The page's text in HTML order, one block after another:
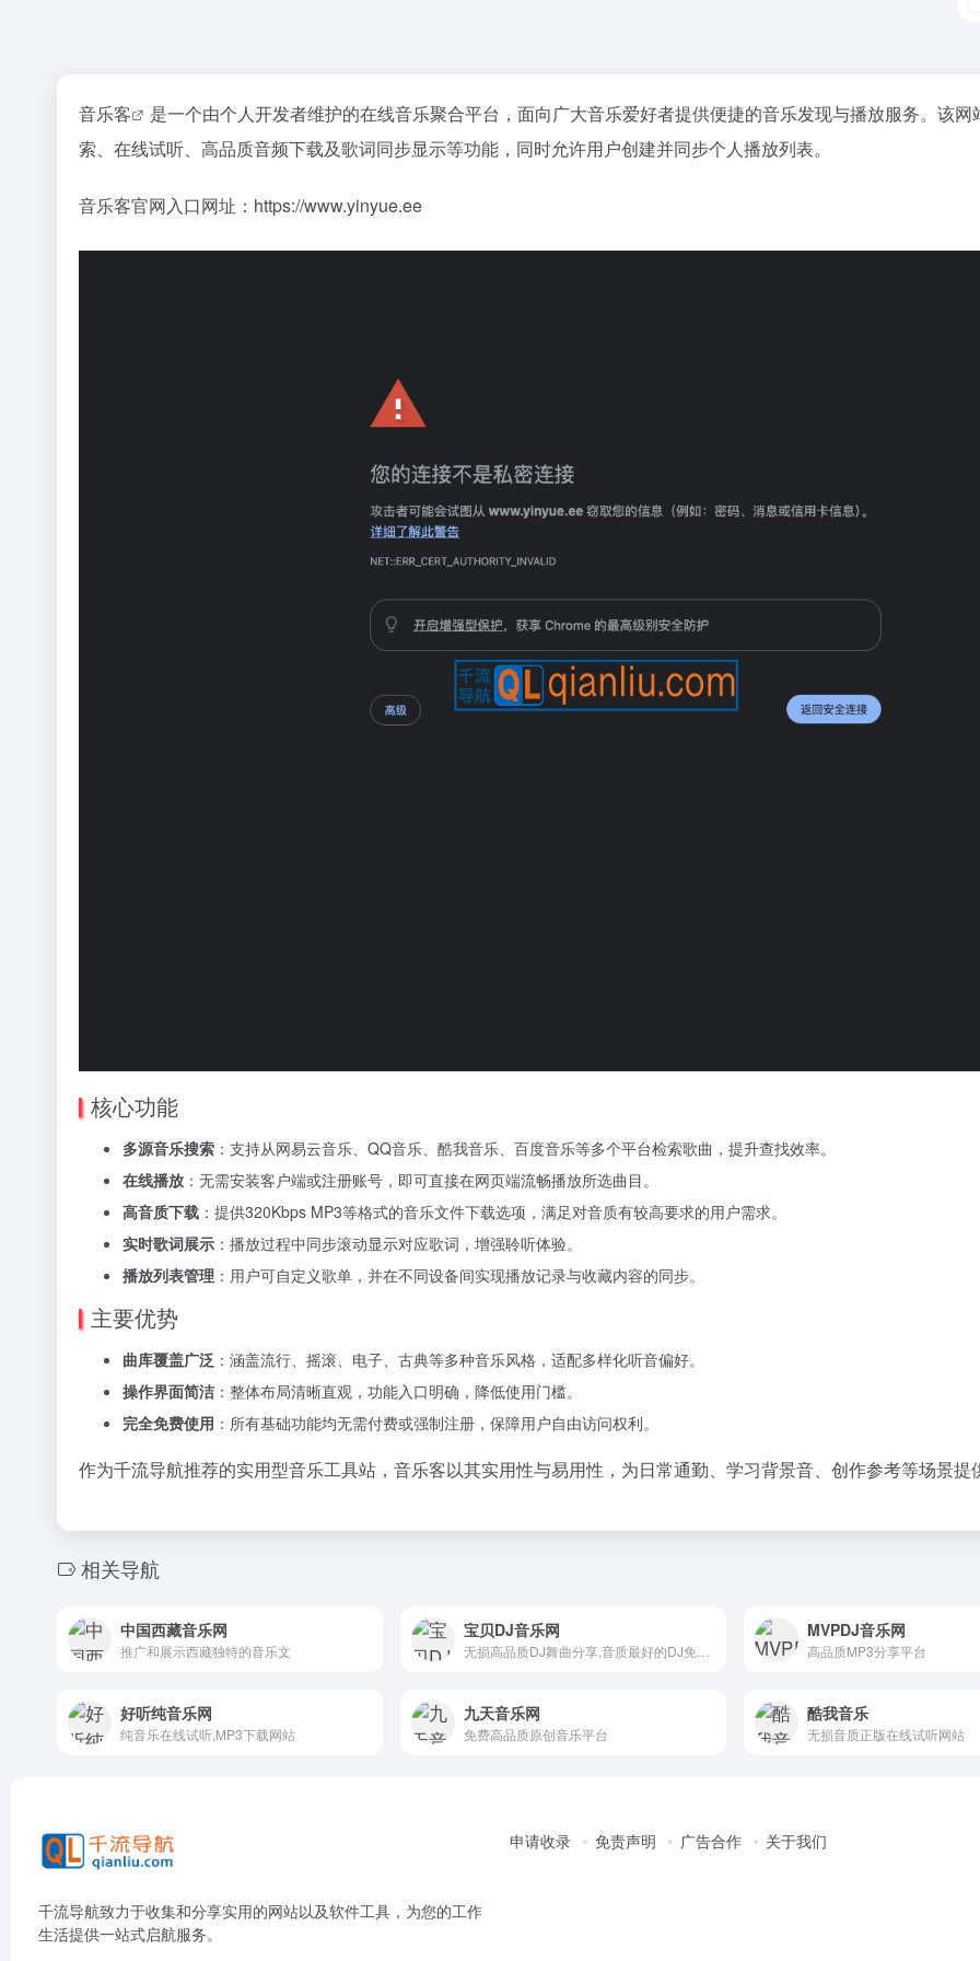
音乐客
是一个由个人开发者维护的在线音乐聚合平台，面向广大音乐爱好者提供便捷的音乐发现与播放服务。该
索、在线试听、高品质音频下载及歌词同步显示等功能，同时允许用户创建并同步个人播放列表。
音乐客官网入口网址：https://www.yinyue.ee
核心功能
多源音乐搜索 ：支持从网易云音乐、QQ音乐、酷我音乐、百度音乐等多个平台检索歌曲，提升查找效率。
在线播放 ：无需安装客户端或注册账号，即可直接在网页端流畅播放所选曲目。
高音质下载 ：提供320Kbps MP3等格式的音乐文件下载选项，满足对音质有较高要求的用户需求。
实时歌词展示 ：播放过程中同步滚动显示对应歌词，增强聆听体验。
播放列表管理 ：用户可自定义歌单，并在不同设备间实现播放记录与收藏内容的同步。
主要优势
曲库覆盖广泛 ：涵盖流行、摇滚、电子、古典等多种音乐风格，适配多样化听音偏好。
操作界面简洁 ：整体布局清晰直观，功能入口明确，降低使用门槛。
完全免费使用 ：所有基础功能均无需付费或强制注册，保障用户自由访问权利。
作为千流导航推荐的实用型音乐工具站，音乐客以其实用性与易用性，为日常通勤、学习背景音、创作参考等场景提
相关导航
中国西藏音乐网
推广和展示西藏独特的音乐文
宝贝DJ音乐网 MVPDJ音乐网
高品质MP3分享平台
好听纯音乐网
纯音乐在线试听,MP3下载网站
九天音乐网
免费高品质原创音乐平台
酷我音乐
无损音质正版在线试听网站
千流导航致力于收集和分享实用的网站以及软件工具，为您的工作
生活提供一站式启航服务。
申请收录 免责声明 广告合作 关于我们